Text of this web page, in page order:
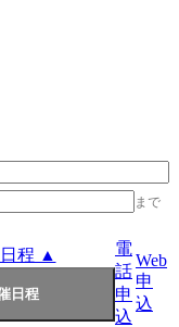
まで
程 ▲
電
話
申
込
Web
申
込